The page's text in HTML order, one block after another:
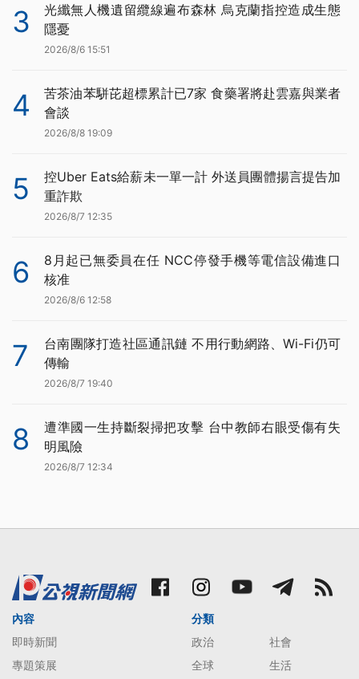
3
光纖無人機遺留纜線遍布森林 烏克蘭指控造成生態
隱憂
2026/8/6 15:51
4
苦茶油苯駢芘超標累計已7家 食藥署將赴雲嘉與業者
會談
2026/8/8 19:09
5
控Uber Eats給薪未一單一計 外送員團體揚言提告加
重詐欺
2026/8/7 12:35
6
8月起已無委員在任 NCC停發手機等電信設備進口
核准
2026/8/6 12:58
7
台南團隊打造社區通訊鏈 不用行動網路、Wi-Fi仍可
傳輸
2026/8/7 19:40
8
遭準國一生持斷裂掃把攻擊 台中教師右眼受傷有失
明風險
2026/8/7 12:34
內容
即時新聞
專題策展
分類
政治
社會
全球
生活